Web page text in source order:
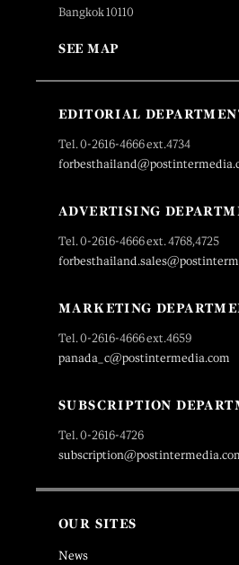
Bangkok 10110
SEE MAP
EDITORIAL
Tel. 0-2616-4666 ext.4734
ADVERTISING
Tel. 0-2616-4666 ext. 4768,4725
MARKETING
Tel. 0-2616-4666 ext.4659
panada_c@postintermedia.com
SUBSCRIPTION
Tel. 0-2616-4726
OUR SITES
News